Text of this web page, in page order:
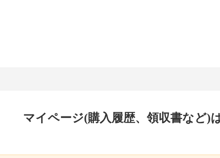
マイページ(購入履歴、領収書など)